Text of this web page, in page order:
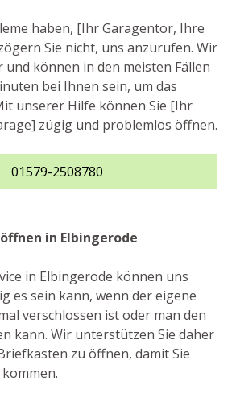
haben, [Ihr Garagentor, Ihre
Sie nicht, uns anzurufen. Wir
können in den meisten Fällen
bei Ihnen sein, um das
unserer Hilfe können Sie [Ihr
zügig und problemlos öffnen.
01579-2508780
in Elbingerode
in Elbingerode können uns
es sein kann, wenn der eigene
verschlossen ist oder man den
kann. Wir unterstützen Sie daher
zu öffnen, damit Sie